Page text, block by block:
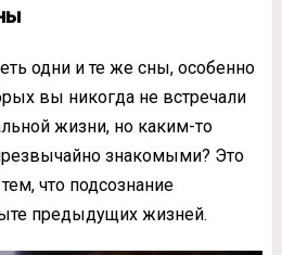
одни и те же сны, особенно
вы никогда не встречали
жизни, но каким-то
знакомыми? Это
что подсознание
предыдущих жизней.